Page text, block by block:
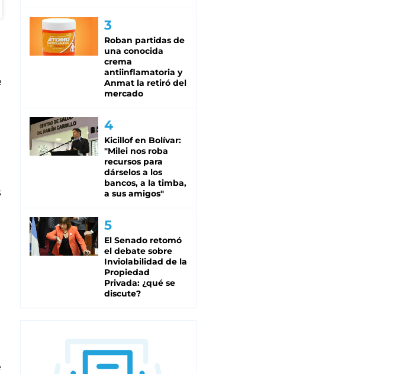
Roban partidas de
una conocida
crema
antiinflamatoria y
Anmat la retiró del
mercado
Kicillof en Bolívar:
"Milei nos roba
recursos para
dárselos a los
bancos, a la timba,
a sus amigos"
El Senado retomó
el debate sobre
Inviolabilidad de la
Propiedad
Privada: ¿qué se
discute?